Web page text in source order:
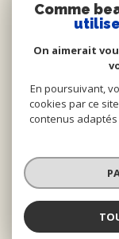
Nos
Comme
On aimerait
En poursuivant,
cookies par ce
contenus